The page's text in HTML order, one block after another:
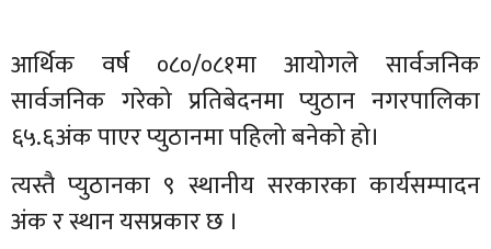
आर्थिक वर्ष ०८०/०८१मा आयोगले सार्वजनिक
सार्वजनिक गरेको प्रतिबेदनमा प्युठान नगरपालिका
६५.६अंक पाएर प्युठानमा पहिलो बनेको हो।
त्यस्तै प्युठानका ९ स्थानीय सरकारका कार्यसम्पादन
अंक र स्थान यसप्रकार छ ।